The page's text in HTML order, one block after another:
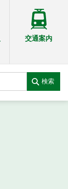
交通案内
検索